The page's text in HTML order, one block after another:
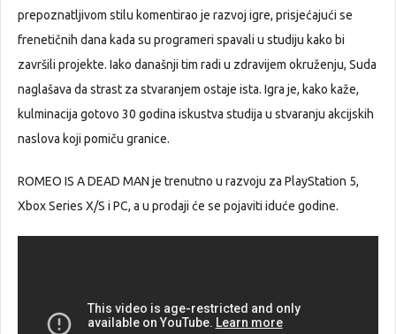
prepoznatljivom stilu komentirao je razvoj igre, prisjećajući se
frenetičnih dana kada su programeri spavali u studiju kako bi
završili projekte. Iako današnji tim radi u zdravijem okruženju, Suda
naglašava da strast za stvaranjem ostaje ista. Igra je, kako kaže,
kulminacija gotovo 30 godina iskustva studija u stvaranju akcijskih
naslova koji pomiču granice.
ROMEO IS A DEAD MAN je trenutno u razvoju za PlayStation 5,
Xbox Series X/S i PC, a u prodaji će se pojaviti iduće godine.